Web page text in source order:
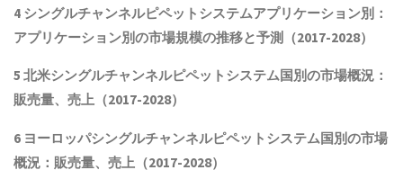
4 シングルチャンネルピペットシステムアプリケーション別：
アプリケーション別の市場規模の推移と予測（2017-2028）
5 北米シングルチャンネルピペットシステム国別の市場概況 ：
販売量、売上（2017-2028）
6 ヨーロッパシングルチャンネルピペットシステム国別の市場
概況：販売量、売上（2017-2028）